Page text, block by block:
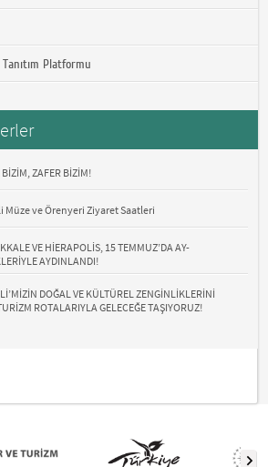
Platformu
BİZİM, ZAFER BİZİM!
Müze ve Örenyeri Ziyaret Saatleri
VE HİERAPOLİS, 15 TEMMUZ’DA AY-
AYDINLANDI!
DOĞAL VE KÜLTÜREL ZENGİNLİKLERİNİ
ROTALARIYLA GELECEĞE TAŞIYORUZ!